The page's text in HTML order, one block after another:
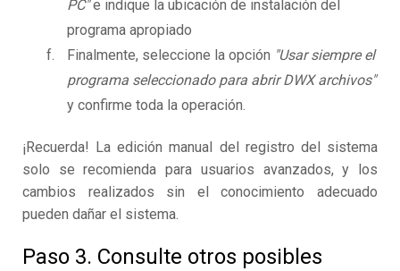
PC"e indique la ubicación de instalación del
programa apropiado
Finalmente, seleccione la opción "Usar siempre el
programa seleccionado para abrir DWX archivos"
y confirme toda la operación.
¡Recuerda! La edición manual del registro del sistema
solo se recomienda para usuarios avanzados, y los
cambios realizados sin el conocimiento adecuado
pueden dañar el sistema.
Paso 3. Consulte otros posibles